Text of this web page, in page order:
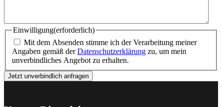
Einwilligung(erforderlich)
Mit dem Absenden stimme ich der Verarbeitung meiner
Angaben gemäß derDatenschutzerklärung zu, um mein
unverbindliches Angebot zu erhalten.